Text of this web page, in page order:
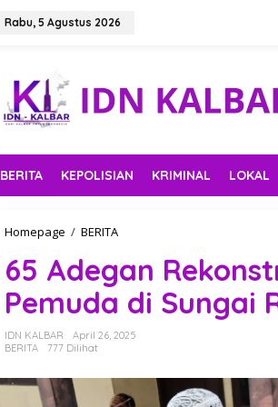
Rabu, 5 Agustus 2026
BERITA KEPOLISIAN KRIMINAL LOKAL
Homepage / BERITA
A
d
a
e
k
65 Adegan
Pemuda di Sungai
IDN KALBAR
April 26, 2025
BERITA
777 Dilihat